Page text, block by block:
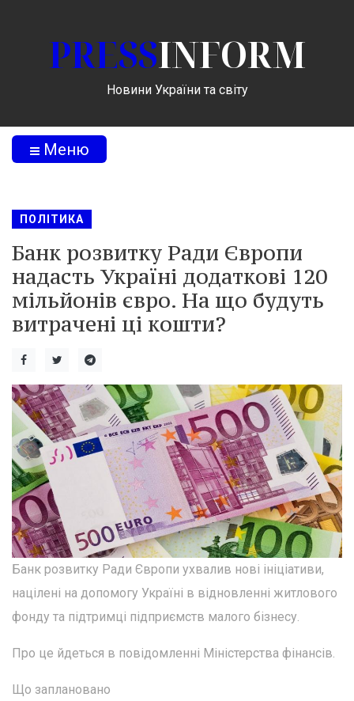
PRESSINFORM
Новини України та світу
Меню
ПОЛІТИКА
Банк розвитку Ради Європи
надасть Україні додаткові 120
мільйонів євро. На що будуть
витрачені ці кошти?
Банк розвитку Ради Європи ухвалив нові ініціативи,
націлені на допомогу Україні в відновленні житлового
фонду та підтримці підприємств малого бізнесу.
Про це йдеться в повідомленні Міністерства фінансів.
Що заплановано